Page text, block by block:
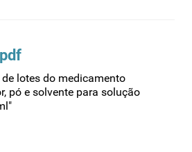
lotes do medicamento
pó e solvente para solução